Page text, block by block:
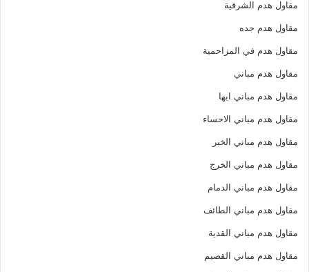
مقاول هدم الشرقية
مقاول هدم جده
مقاول هدم في المزاحمية
مقاول هدم مباني
مقاول هدم مباني ابها
مقاول هدم مباني الاحساء
مقاول هدم مباني الخبر
مقاول هدم مباني الخرج
مقاول هدم مباني الدمام
مقاول هدم مباني الطائف
مقاول هدم مباني القدية
مقاول هدم مباني القصيم